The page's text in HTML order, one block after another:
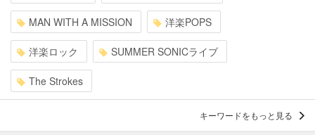
MAN WITH A MISSION 洋楽POPS
洋楽ロック SUMMER SONICライブ
The Strokes
キーワードをもっと見る